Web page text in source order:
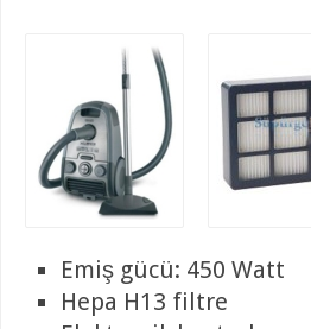
Emiş gücü: 450 Watt
Hepa H13 filtre